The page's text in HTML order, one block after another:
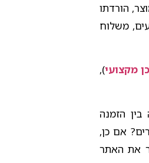
הורדתו
משלוח
מקצועי),
הזמנה
אם כן,
את האתר